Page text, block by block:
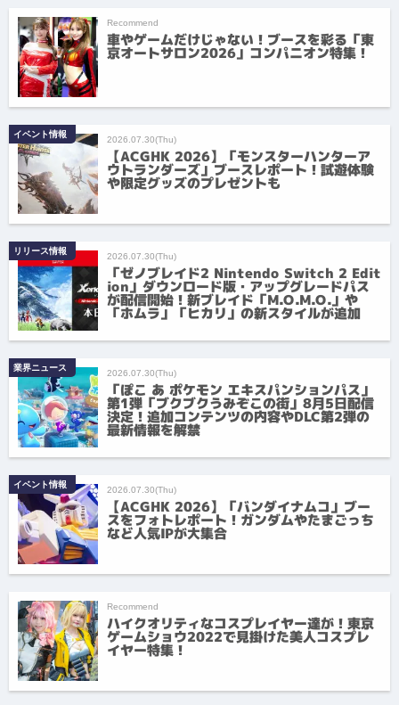
Recommend
車やゲームだけじゃない！ブースを彩る「東
京オートサロン2026」コンパニオン特集！
イベント情報 2026.07.30(Thu)
【ACGHK 2026】「モンスターハンターア
ウトランダーズ」ブースレポート！試遊体験
や限定グッズのプレゼントも
リリース情報 2026.07.30(Thu)
「ゼノブレイド2 Nintendo Switch 2 Edit
ion」ダウンロード版・アップグレードパス
が配信開始！新ブレイド「M.O.M.O.」や
「ホムラ」「ヒカリ」の新スタイルが追加
業界ニュース 2026.07.30(Thu)
「ぽこ あ ポケモン エキスパンションパス」
第1弾「ブクブクうみぞこの街」8月5日配信
決定！追加コンテンツの内容やDLC第2弾の
最新情報を解禁
イベント情報 2026.07.30(Thu)
【ACGHK 2026】「バンダイナムコ」ブー
スをフォトレポート！ガンダムやたまごっち
など人気IPが大集合
Recommend
ハイクオリティなコスプレイヤー達が！東京
ゲームショウ2022で見掛けた美人コスプレ
イヤー特集！